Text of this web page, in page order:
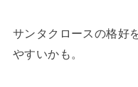
サンタクロースの格好
やすいかも。